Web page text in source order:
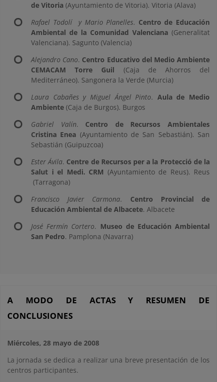
de Vitoria (Ayuntamiento de Vitoria). Vitoria (Alava)
Rafael Todolí y Mario Planelles. Centro de Educación
Ambiental de la Comunidad Valenciana (Generalitat
Valenciana). Sagunto (Valencia)
Alejandro Cano. Centro Educativo del Medio Ambiente
CEMACAM Torre Guil (Caja de Ahorros del
Mediterráneo). Sangonera la Verde (Murcia)
Laura Cabañes y Miguel Ángel Pinto. Aula de Medio
Ambiente (Caja de Burgos). Burgos
Gabriel Valín. Centro de Recursos Ambientales
Cristina Enea (Ayuntamiento de San Sebastián). San
Sebastián (Guipuzcoa)
Ester Ávila. Centre de Recursos per a la Protecció de la
Salut i el Medi. CRM (Ayuntamiento de Reus). Reus
(Tarragona)
Francisco Javier Carmona. Centro Provincial de
Educación Ambiental de Albacete. Albacete
José Fermín Cortero. Museo de Educación Ambiental
San Pedro. Pamplona (Navarra)
A MODO DE ACTAS Y RESUMEN DE
CONCLUSIONES
Miércoles, 28 mayo de 2008
La jornada se dedica a realizar una breve presentación de los
centros participantes.